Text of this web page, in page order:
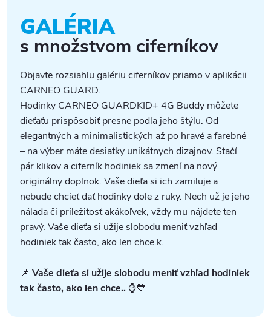
GALÉRIA
s množstvom ciferníkov
Objavte rozsiahlu galériu ciferníkov priamo v aplikácii
CARNEO GUARD.
Hodinky CARNEO GUARDKID+ 4G Buddy môžete
dieťaťu prispôsobiť presne podľa jeho štýlu. Od
elegantných a minimalistických až po hravé a farebné
– na výber máte desiatky unikátnych dizajnov. Stačí
pár klikov a ciferník hodiniek sa zmení na nový
originálny doplnok. Vaše dieťa si ich zamiluje a
nebude chcieť dať hodinky dole z ruky. Nech už je jeho
nálada či príležitosť akákoľvek, vždy mu nájdete ten
pravý. Vaše dieťa si užije slobodu meniť vzhľad
hodiniek tak často, ako len chce.k.
📌Vaše dieťa si užije slobodu meniť vzhľad hodiniek
tak často, ako len chce.. ⌚💙